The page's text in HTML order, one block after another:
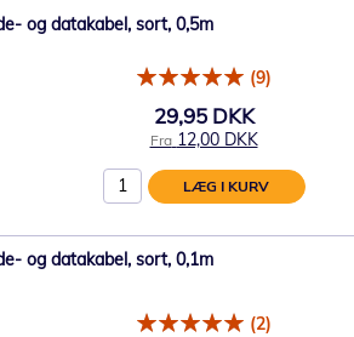
og datakabel, sort, 0,5m
(9)
29,95 DKK
Fra 12,00 DKK
LÆG I KURV
og datakabel, sort, 0,1m
(2)